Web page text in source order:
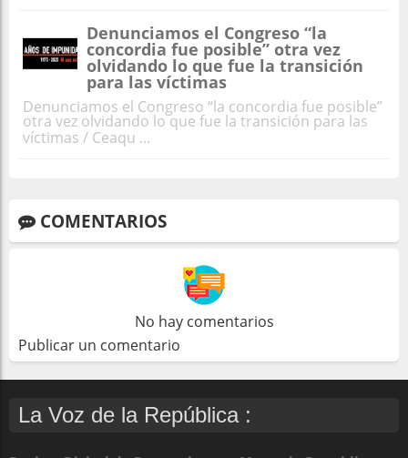
Denunciamos el Congreso “la
concordia fue posible” otra vez
olvidando lo que fue la transición
para las víctimas
Denunciamos el Congreso “la concordia fue posible”
otra vez olvidando lo que fue la transición para las
víctimas / Ceaqu ...
COMENTARIOS
No hay comentarios
Publicar un comentario
La Voz de la República :